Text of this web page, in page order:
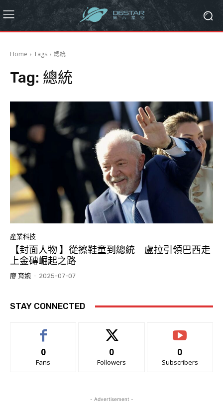
Home Tags 總統
Tag: 總統
產業科技
【封面人物 】從擦鞋童到總統 盧拉引領巴西走
上金磚崛起之路
廖 育婉 - 2025-07-07
STAY CONNECTED
0
Fans
0
Followers
0
Subscribers
- Advertisement -